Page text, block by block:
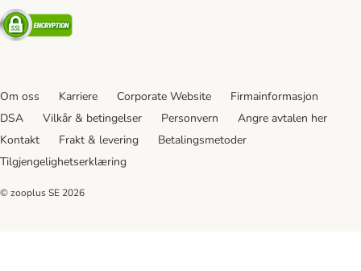
Security
Om oss Karriere Corporate Website
Firmainformasjon
DSA
Vilkår & betingelser Personvern
Angre avtalen her
Kontakt
Frakt & levering
Betalingsmetoder
Tilgjengelighetserklæring
© zooplus SE 2026